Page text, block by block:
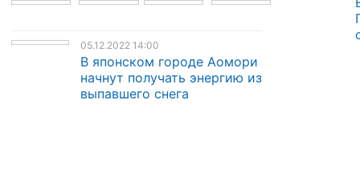
05.12.2022 14:00
В японском городе Аомори
начнут получать энергию из
выпавшего снега